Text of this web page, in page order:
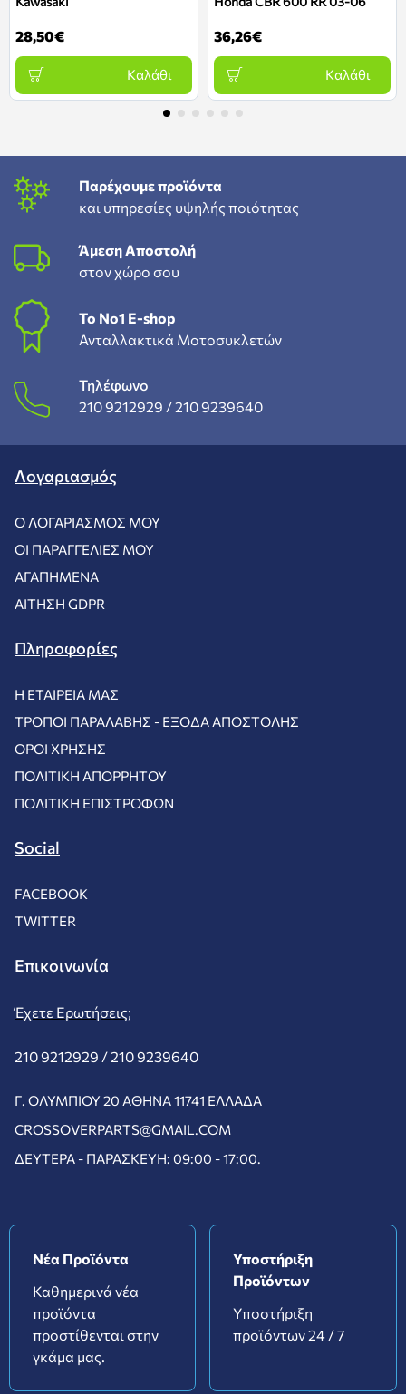
28,50€
Καλάθι
36,26€
Καλάθι
Παρέχουμε προϊόντα
και υπηρεσίες υψηλής ποιότητας
Άμεση Αποστολή
στον χώρο σου
To Νο1 Ε-shop
Ανταλλακτικά Μοτοσυκλετών
Τηλέφωνο
210 9212929 /210 9239640
Λογαριασμός
Ο ΛΟΓΑΡΙΑΣΜΌΣ ΜΟΥ
ΟΙ ΠΑΡΑΓΓΕΛΊΕΣ ΜΟΥ
ΑΓΑΠΗΜΈΝΑ
ΑΊΤΗΣΗ GDPR
Πληροφορίες
Η ΕΤΑΙΡΕΊΑ ΜΑΣ
ΤΡΌΠΟΙ ΠΑΡΑΛΑΒΉΣ - ΈΞΟΔΑ ΑΠΟΣΤΟΛΉΣ
ΌΡΟΙ ΧΡΉΣΗΣ
ΠΟΛΙΤΙΚΉ ΑΠΟΡΡΉΤΟΥ
ΠΟΛΙΤΙΚΉ ΕΠΙΣΤΡΟΦΏΝ
Social
FACEBOOK
TWITTER
Επικοινωνία
Έχετε Ερωτήσεις;
210 9212929 /210 9239640
Γ. ΟΛΥΜΠΊΟΥ 20 ΑΘΉΝΑ 11741 ΕΛΛΆΔΑ
CROSSOVERPARTS@GMAIL.COM
ΔΕΥΤΈΡΑ - ΠΑΡΑΣΚΕΥΉ: 09:00 - 17:00.
Νέα Προϊόντα
Καθημερινά νέα
προϊόντα
προστίθενται στην
γκάμα μας.
Υποστήριξη
Προϊόντων
Υποστήριξη
προϊόντων 24 / 7